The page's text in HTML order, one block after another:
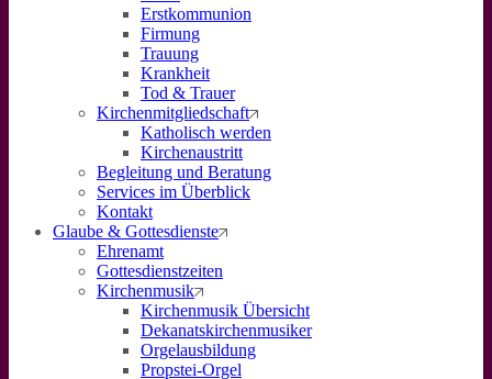
Erstkommunion
Firmung
Trauung
Krankheit
Tod & Trauer
Kirchenmitgliedschaft
Katholisch werden
Kirchenaustritt
Begleitung und Beratung
Services im Überblick
Kontakt
Glaube & Gottesdienste
Ehrenamt
Gottesdienstzeiten
Kirchenmusik
Kirchenmusik Übersicht
Dekanatskirchenmusiker
Orgelausbildung
Propstei-Orgel